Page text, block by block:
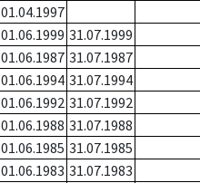
01.04.1997
01.06.1999 31.07.1999
01.06.1987 31.07.1987
01.06.1994 31.07.1994
01.06.1992 31.07.1992
01.06.1988 31.07.1988
01.06.1985 31.07.1985
01.06.1983 31.07.1983